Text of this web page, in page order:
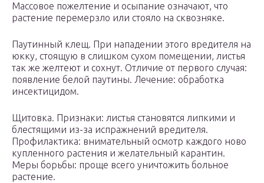
Массовое пожелтение и осыпание означают, что
растение перемерзло или стояло на сквозняке.
Паутинный клещ. При нападении этого вредителя на
юкку, стоящую в слишком сухом помещении, листья
так же желтеют и сохнут. Отличие от первого случая:
появление белой паутины. Лечение: обработка
инсектицидом.
Щитовка. Признаки: листья становятся липкими и
блестящими из-за испражнений вредителя.
Профилактика: внимательный осмотр каждого ново
купленного растения и желательный карантин.
Меры борьбы: проще всего уничтожить больное
растение.